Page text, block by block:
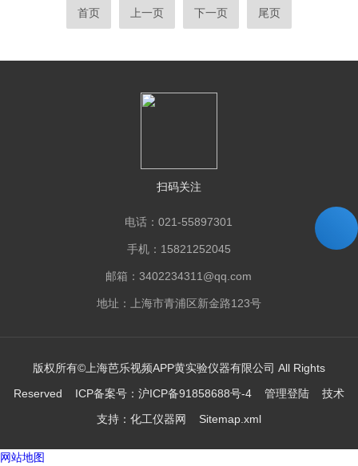
首页 上一页 下一页 尾页
扫码关注
电话：021-55897301
手机：15821252045
邮箱：3402234311@qq.com
地址：上海市青浦区新金路123号
版权所有©上海芭乐视频APP黄实验仪器有限公司 All Rights
Reserved ICP备案号： 沪ICP备91858688号-4 管理登陆技术
支持： 化工仪器网 Sitemap.xml
网站地图